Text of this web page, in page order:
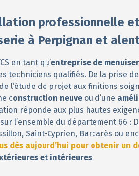
professionnelle
à Perpignan et
en tant qu’entreprise de
techniciens qualifiés. De la prise
l’étude de projet aux finitions
construction neuve ou d’une
réponde aux plus hautes
l’ensemble du département 66 :
Saint-Cyprien, Barcarès ou
dès aujourd’hui pour obtenir un
et intérieures.